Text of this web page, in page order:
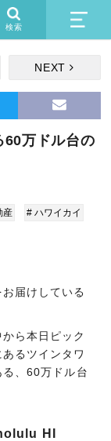
検索
NEXT
60万ドル台の
産 # ハワイカイ
届けしている
ら本日ピック
るツインタワ
、60万ドル台
HI